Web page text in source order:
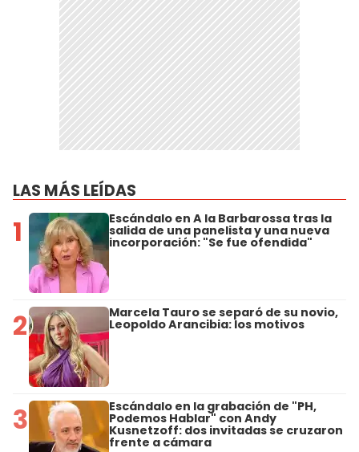
LAS MÁS LEÍDAS
1 Escándalo en A la Barbarossa tras la
salida de una panelista y una nueva
incorporación: "Se fue ofendida"
2 Marcela Tauro se separó de su novio,
Leopoldo Arancibia: los motivos
3 Escándalo en la grabación de "PH,
Podemos Hablar" con Andy
Kusnetzoff: dos invitadas se cruzaron
frente a cámara